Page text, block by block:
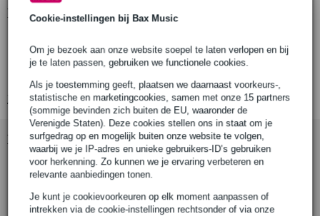
Cookie-instellingen bij Bax Music
Om je bezoek aan onze website soepel te laten verlopen en bij
je te laten passen, gebruiken we functionele cookies.
Als je toestemming geeft, plaatsen we daarnaast voorkeurs-,
statistische en marketingcookies, samen met onze 15 partners
(sommige bevinden zich buiten de EU, waaronder de
Verenigde Staten). Deze cookies stellen ons in staat om je
surfgedrag op en mogelijk buiten onze website te volgen,
waarbij we je IP-adres en unieke gebruikers-ID’s gebruiken
voor herkenning. Zo kunnen we je ervaring verbeteren en
relevante aanbiedingen tonen.
Je kunt je cookievoorkeuren op elk moment aanpassen of
intrekken via de cookie-instellingen rechtsonder of via onze
Productinformatie
kleur: zwart
Bekijk alle productspecificaties
Bekijk ook eens (3)